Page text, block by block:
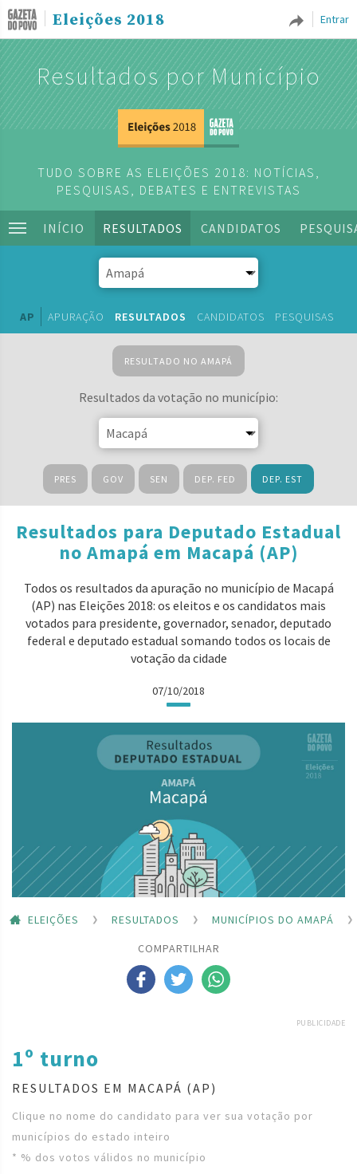
Entrar
Eleições 2018
Resultados por Município
TUDO SOBRE AS ELEIÇÕES 2018: NOTÍCIAS,
PESQUISAS, DEBATES E ENTREVISTAS
INÍCIO RESULTADOS CANDIDATOS
AP APURAÇÃO RESULTADOS CANDIDATOS PESQUISAS
RESULTADO NO AMAPÁ
Resultados da votação no município:
PRES GOV SEN DEP. FED DEP. EST
Resultados para Deputado Estadual
no Amapá em Macapá (AP)
Todos os resultados da apuração no município de Macapá
(AP) nas Eleições 2018: os eleitos e os candidatos mais
votados para presidente, governador, senador, deputado
federal e deputado estadual somando todos os locais de
votação da cidade
07/10/2018
ELEIÇÕES RESULTADOS
MUNICÍPIOS DO AMAPÁ
COMPARTILHAR
PUBLICIDADE
1º turno
RESULTADOS EM MACAPÁ (AP)
Clique no nome do candidato para ver sua votação por
municípios do estado inteiro
* % dos votos válidos no município